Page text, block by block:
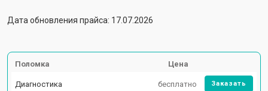
Дата обновления прайса: 17.07.2026
Поломка Цена
Диагностика бесплатно Заказать